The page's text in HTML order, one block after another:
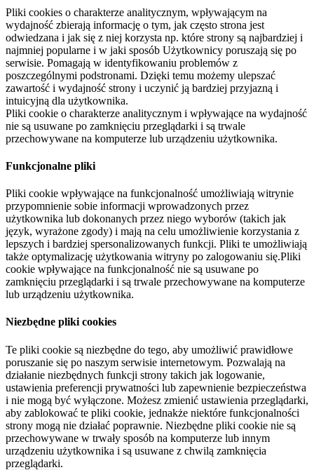
Pliki cookies o charakterze analitycznym, wpływającym na
wydajność zbierają informację o tym, jak często strona jest
odwiedzana i jak się z niej korzysta np. które strony są najbardziej i
najmniej popularne i w jaki sposób Użytkownicy poruszają się po
serwisie. Pomagają w identyfikowaniu problemów z
poszczególnymi podstronami. Dzięki temu możemy ulepszać
zawartość i wydajność strony i uczynić ją bardziej przyjazną i
intuicyjną dla użytkownika.
Pliki cookie o charakterze analitycznym i wpływające na wydajność
nie są usuwane po zamknięciu przeglądarki i są trwale
przechowywane na komputerze lub urządzeniu użytkownika.
Funkcjonalne pliki
Pliki cookie wpływające na funkcjonalność umożliwiają witrynie
przypomnienie sobie informacji wprowadzonych przez
użytkownika lub dokonanych przez niego wyborów (takich jak
język, wyrażone zgody) i mają na celu umożliwienie korzystania z
lepszych i bardziej spersonalizowanych funkcji. Pliki te umożliwiają
także optymalizację użytkowania witryny po zalogowaniu się.Pliki
cookie wpływające na funkcjonalność nie są usuwane po
zamknięciu przeglądarki i są trwale przechowywane na komputerze
lub urządzeniu użytkownika.
Niezbędne pliki cookies
Te pliki cookie są niezbędne do tego, aby umożliwić prawidłowe
poruszanie się po naszym serwisie internetowym. Pozwalają na
działanie niezbędnych funkcji strony takich jak logowanie,
ustawienia preferencji prywatności lub zapewnienie bezpieczeństwa
i nie mogą być wyłączone. Możesz zmienić ustawienia przeglądarki,
aby zablokować te pliki cookie, jednakże niektóre funkcjonalności
strony mogą nie działać poprawnie. Niezbędne pliki cookie nie są
przechowywane w trwały sposób na komputerze lub innym
urządzeniu użytkownika i są usuwane z chwilą zamknięcia
przeglądarki.